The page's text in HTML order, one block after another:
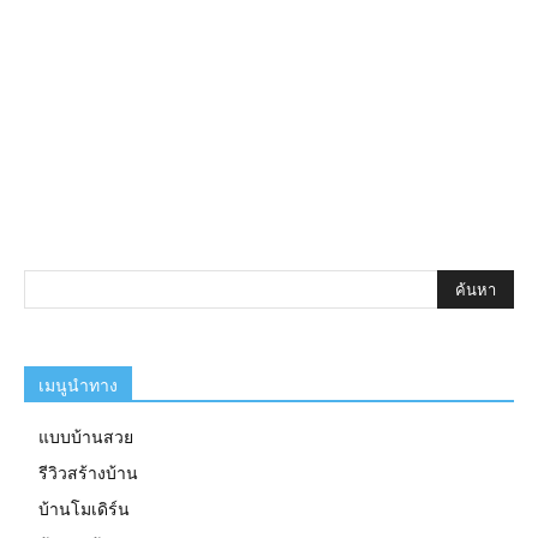
เมนูนำทาง
แบบบ้านสวย
รีวิวสร้างบ้าน
บ้านโมเดิร์น